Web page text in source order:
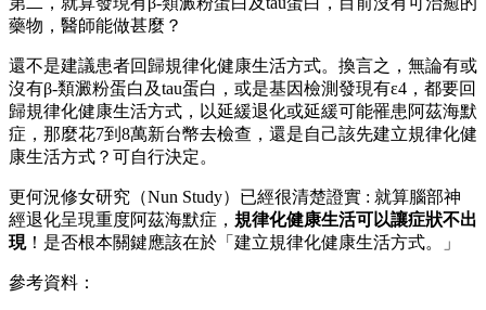
藥物，醫師能做甚麼？
還不是建議患者回歸規律化健康生活方式。換言之，無論有或
沒有β-類澱粉蛋白及tau蛋白，或是基因檢測發現有ε4，都要回
歸規律化健康生活方式，以延緩退化或延緩可能罹患阿茲海默
症，那麼花7到8萬新台幣去檢查，還是自己該先建立規律化健
康生活方式？可自行決定。
更何況修女研究（Nun Study）已經很清楚證實 : 就算腦部神
經退化呈現重度阿茲海默症， 規律化健康生活可以讓症狀不出
現！是否根本關鍵應該在於「建立規律化健康生活方式。」
參考資料：